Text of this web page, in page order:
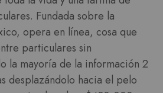
Fundada sobre la
opera en línea, cosa que
particulares sin
la mayoría de la información 2
desplazándolo hacia el pelo